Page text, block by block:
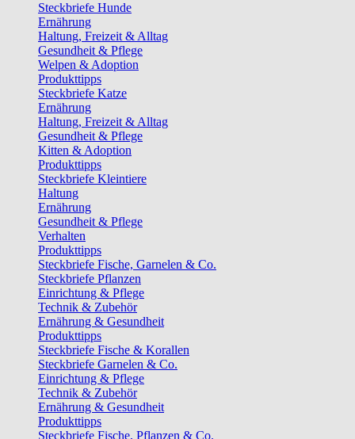
Steckbriefe Hunde
Ernährung
Haltung, Freizeit & Alltag
Gesundheit & Pflege
Welpen & Adoption
Produkttipps
Steckbriefe Katze
Ernährung
Haltung, Freizeit & Alltag
Gesundheit & Pflege
Kitten & Adoption
Produkttipps
Steckbriefe Kleintiere
Haltung
Ernährung
Gesundheit & Pflege
Verhalten
Produkttipps
Steckbriefe Fische, Garnelen & Co.
Steckbriefe Pflanzen
Einrichtung & Pflege
Technik & Zubehör
Ernährung & Gesundheit
Produkttipps
Steckbriefe Fische & Korallen
Steckbriefe Garnelen & Co.
Einrichtung & Pflege
Technik & Zubehör
Ernährung & Gesundheit
Produkttipps
Steckbriefe Fische, Pflanzen & Co.